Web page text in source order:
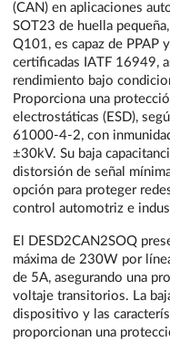
(CAN) en aplicaciones
SOT23 de huella
Q101, es capaz de PPAP
certificadas IATF 16949,
rendimiento bajo
Proporciona una
electrostáticas (ESD),
61000-4-2, con
±30kV. Su baja
distorsión de señal
opción para proteger
control automotriz e
El DESD2CAN2SOQ
máxima de 230W por
de 5A, asegurando una
voltaje transitorios. La
dispositivo y las
proporcionan una